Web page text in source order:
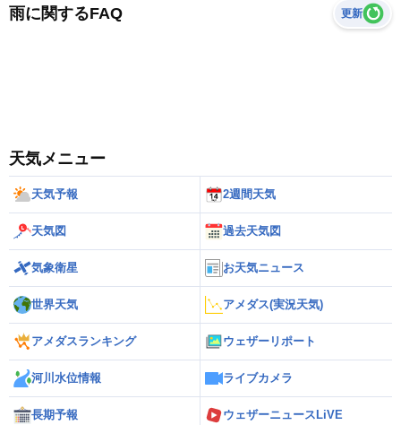
雨に関するFAQ
更新
天気メニュー
天気予報 2週間天気
天気図 過去天気図
気象衛星 お天気ニュース
世界天気 アメダス(実況天気)
アメダスランキング ウェザーリポート
河川水位情報 ライブカメラ
長期予報 ウェザーニュースLiVE